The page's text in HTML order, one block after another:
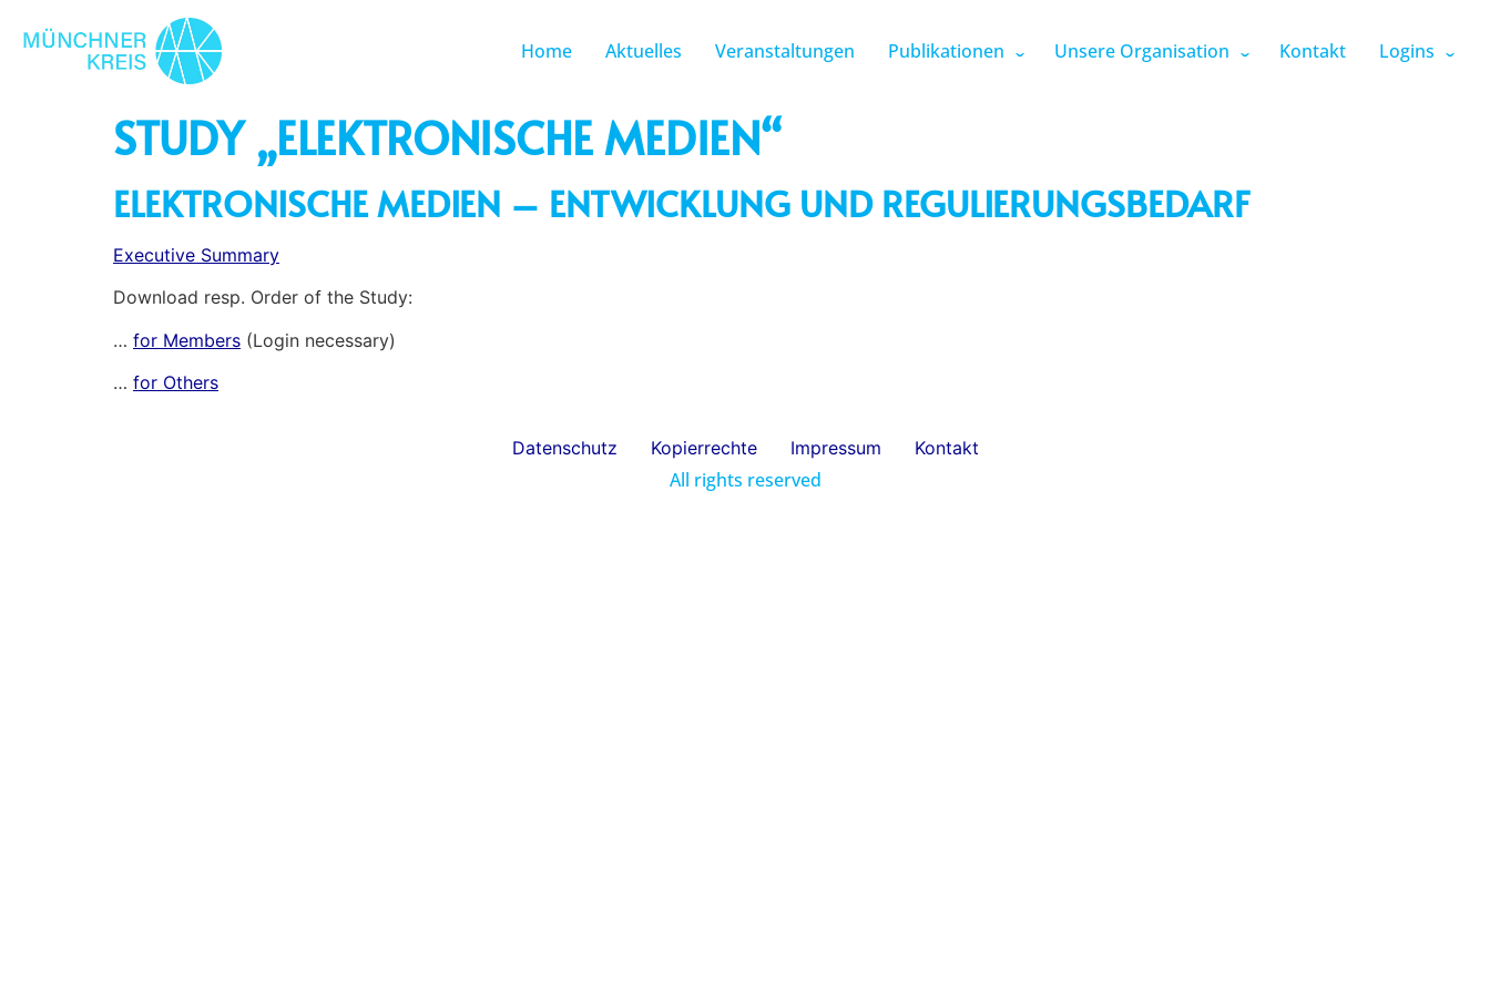
Home Aktuelles Veranstaltungen Publikationen Unsere Organisation Kontakt Logins
STUDY „ELEKTRONISCHE MEDIEN“
ELEKTRONISCHE MEDIEN – ENTWICKLUNG UND REGULIERUNGSBEDARF
Executive Summary
Download resp. Order of the Study:
… for Members (Login necessary)
… for Others
Datenschutz Kopierrechte Impressum Kontakt
All rights reserved